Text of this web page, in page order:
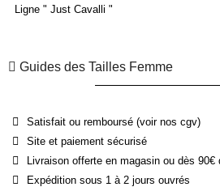
Ligne " Just Cavalli "
Guides des Tailles Femme
Satisfait ou remboursé (voir nos cgv)
Site et paiement sécurisé
Livraison offerte en magasin ou dès 90€
Expédition sous 1 à 2 jours ouvrés